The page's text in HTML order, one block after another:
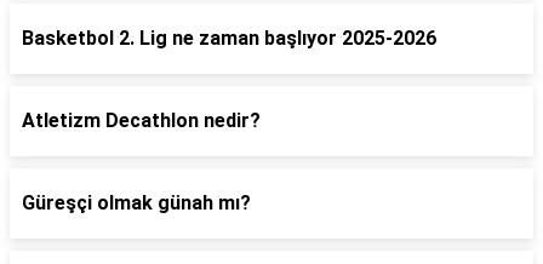
Basketbol 2. Lig ne zaman başlıyor 2025-2026
Atletizm Decathlon nedir?
Güreşçi olmak günah mı?